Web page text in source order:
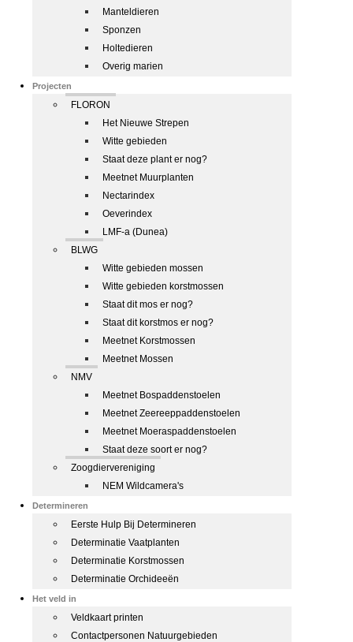
Manteldieren
Sponzen
Holtedieren
Overig marien
Projecten
FLORON
Het Nieuwe Strepen
Witte gebieden
Staat deze plant er nog?
Meetnet Muurplanten
Nectarindex
Oeverindex
LMF-a (Dunea)
BLWG
Witte gebieden mossen
Witte gebieden korstmossen
Staat dit mos er nog?
Staat dit korstmos er nog?
Meetnet Korstmossen
Meetnet Mossen
NMV
Meetnet Bospaddenstoelen
Meetnet Zeereeppaddenstoelen
Meetnet Moeraspaddenstoelen
Staat deze soort er nog?
Zoogdiervereniging
NEM Wildcamera's
Determineren
Eerste Hulp Bij Determineren
Determinatie Vaatplanten
Determinatie Korstmossen
Determinatie Orchideeën
Het veld in
Veldkaart printen
Contactpersonen Natuurgebieden